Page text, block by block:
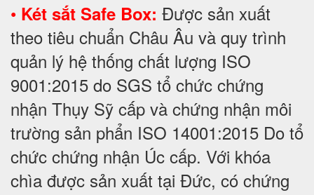
• Két sắt Safe Box: Được sản xuất
theo tiêu chuẩn Châu Âu và quy trình
quản lý hệ thống chất lượng ISO
9001:2015 do SGS tổ chức chứng
nhận Thụy Sỹ cấp và chứng nhận môi
trường sản phẩn ISO 14001:2015 Do tổ
chức chứng nhận Úc cấp. Với khóa
chìa được sản xuất tại Đức, có chứng